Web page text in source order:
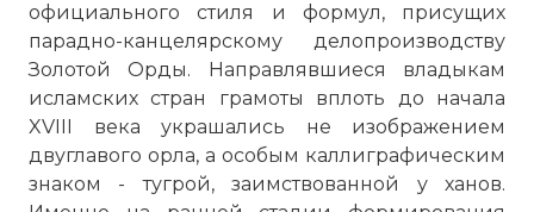
официального стиля и формул, присущих
парадно-канцелярскому делопроизводству
Золотой Орды. Направлявшиеся владыкам
исламских стран грамоты вплоть до начала
XVIII века украшались не изображением
двуглавого орла, а особым каллиграфическим
знаком - тугрой, заимствованной у ханов.